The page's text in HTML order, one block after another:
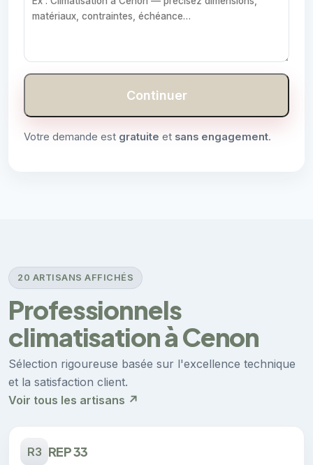
Continuer
Votre demande est gratuite et sans engagement.
20 ARTISANS AFFICHÉS
Professionnels
climatisation à Cenon
Sélection rigoureuse basée sur l'excellence technique
et la satisfaction client.
Voir tous les artisans ↗
R3 REP 33